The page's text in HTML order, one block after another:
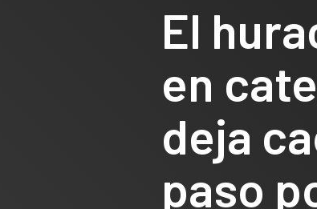
El
en
deja
paso